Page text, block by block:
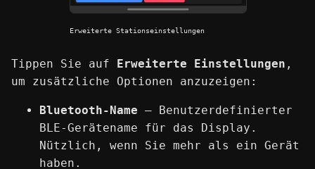
Erweiterte Stationseinstellungen
Tippen Sie auf Erweiterte Einstellungen ,
um zusätzliche Optionen anzuzeigen:
Bluetooth-Name — Benutzerdefinierter
BLE-Gerätename für das Display.
Nützlich, wenn Sie mehr als ein Gerät
haben.